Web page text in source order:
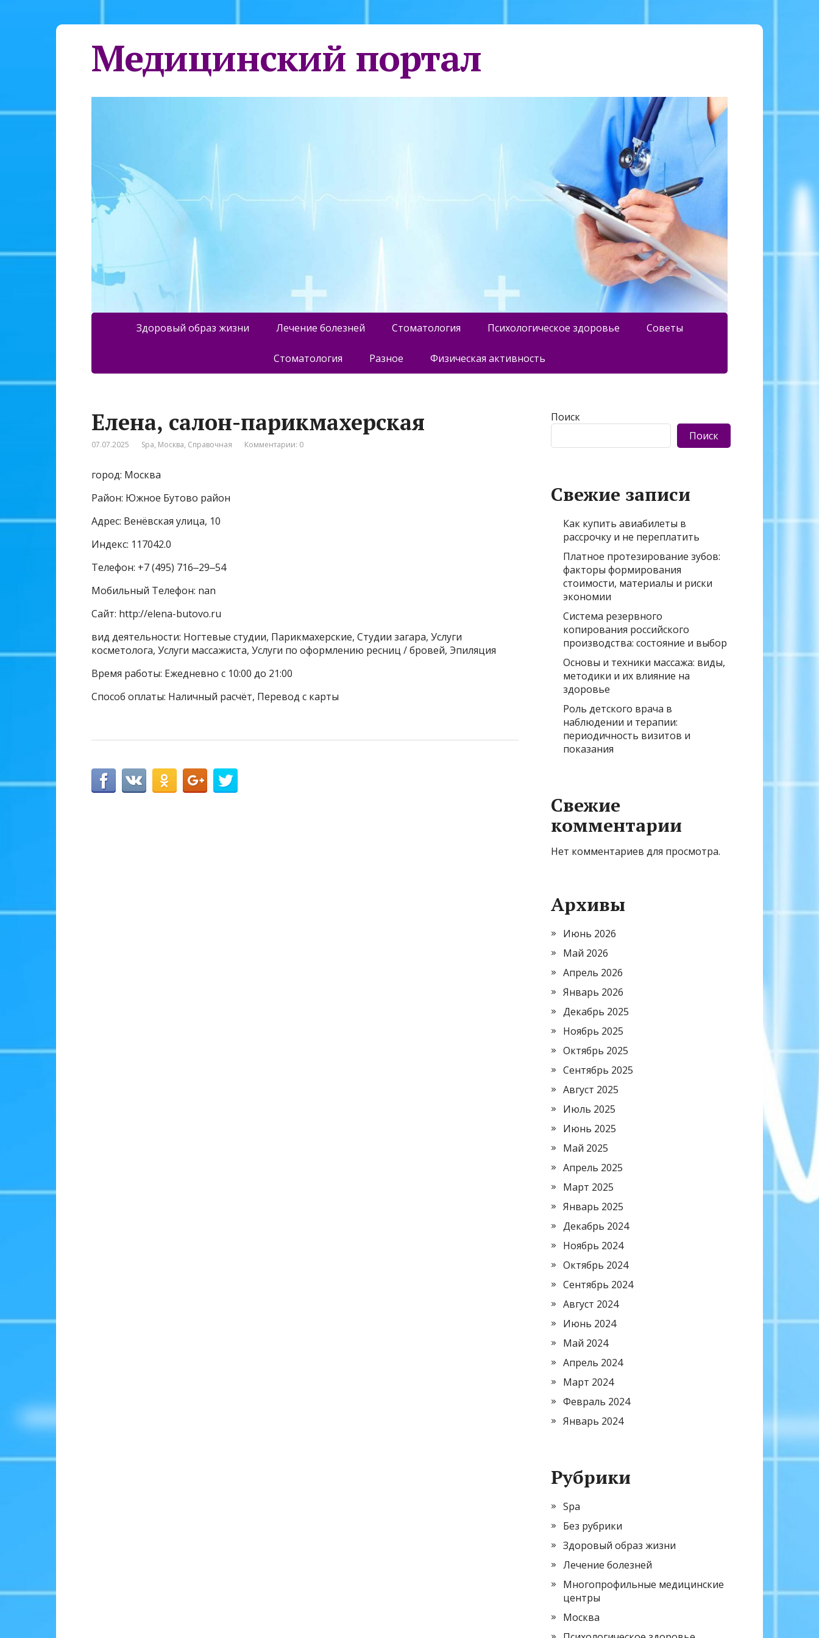
Медицинский портал
Здоровый образ жизни Лечение болезней Стоматология Психологическое здоровье Советы
Стоматология Разное Физическая активность
Елена, салон-парикмахерская
07.07.2025 Spa, Москва, Справочная Комментарии: 0
город: Москва
Район: Южное Бутово район
Адрес: Венёвская улица, 10
Индекс: 117042.0
Телефон: +7 (495) 716‒29‒54
Мобильный Телефон: nan
Сайт: http://elena-butovo.ru
вид деятельности: Ногтевые студии, Парикмахерские, Студии загара, Услуги
косметолога, Услуги массажиста, Услуги по оформлению ресниц / бровей, Эпиляция
Время работы: Ежедневно с 10:00 до 21:00
Способ оплаты: Наличный расчёт, Перевод с карты
Поиск
Поиск
Свежие записи
Как купить авиабилеты в
рассрочку и не переплатить
Платное протезирование зубов:
факторы формирования
стоимости, материалы и риски
экономии
Система резервного
копирования российского
производства: состояние и выбор
Основы и техники массажа: виды,
методики и их влияние на
здоровье
Роль детского врача в
наблюдении и терапии:
периодичность визитов и
показания
Свежие
комментарии
Нет комментариев для просмотра.
Архивы
Июнь 2026
Май 2026
Апрель 2026
Январь 2026
Декабрь 2025
Ноябрь 2025
Октябрь 2025
Сентябрь 2025
Август 2025
Июль 2025
Июнь 2025
Май 2025
Апрель 2025
Март 2025
Январь 2025
Декабрь 2024
Ноябрь 2024
Октябрь 2024
Сентябрь 2024
Август 2024
Июнь 2024
Май 2024
Апрель 2024
Март 2024
Февраль 2024
Январь 2024
Рубрики
Spa
Без рубрики
Здоровый образ жизни
Лечение болезней
Многопрофильные медицинские
центры
Москва